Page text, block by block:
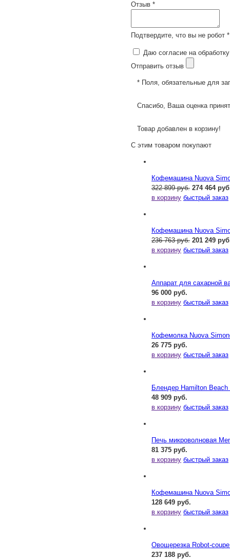
Отзыв *
Подтвердите, что вы не робот *
Даю согласие на
Отправить отзыв
* Поля, обязательные для
Спасибо, Ваша оценка
Товар добавлен в корзину!
С этим товаром покупают
Кофемашина Nuova
322 899 руб. 274 464
в корзину быстрый заказ
Кофемашина Nuova
236 763 руб. 201 249
в корзину быстрый заказ
Аппарат для сахарной
96 000 руб.
в корзину быстрый заказ
Кофемолка Nuova
26 775 руб.
в корзину быстрый заказ
Блендер Hamilton Beach
48 909 руб.
в корзину быстрый заказ
Печь микроволновая
81 375 руб.
в корзину быстрый заказ
Кофемашина Nuova
128 649 руб.
в корзину быстрый заказ
Овощерезка Robot-
237 188 руб.